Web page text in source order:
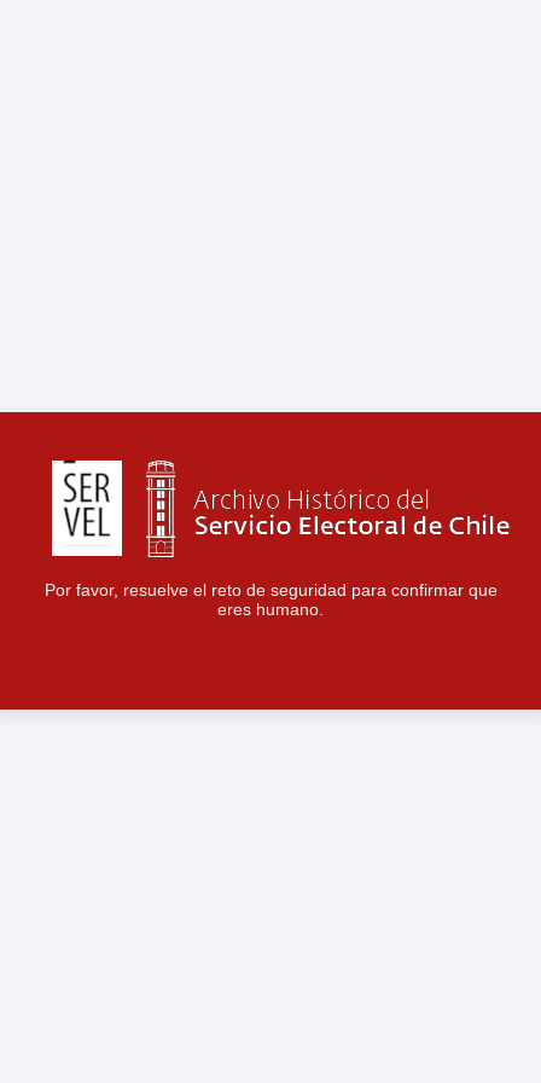
Por favor, resuelve el reto de seguridad para confirmar que
eres humano.